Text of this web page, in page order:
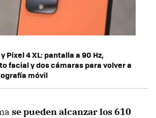
Pixel 4 XL: pantalla a 90 Hz,
facial y dos cámaras para volver a
móvil
se pueden alcanzar los 610